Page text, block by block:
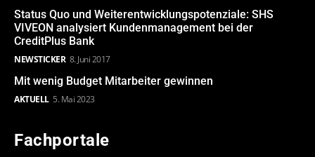
Status Quo und Weiterentwicklungspotenziale: SHS
VIVEON analysiert Kundenmanagement bei der
CreditPlus Bank
NEWSTICKER 8. Juni 2017
Mit wenig Budget Mitarbeiter gewinnen
AKTUELL 5. Mai 2023
Fachportale